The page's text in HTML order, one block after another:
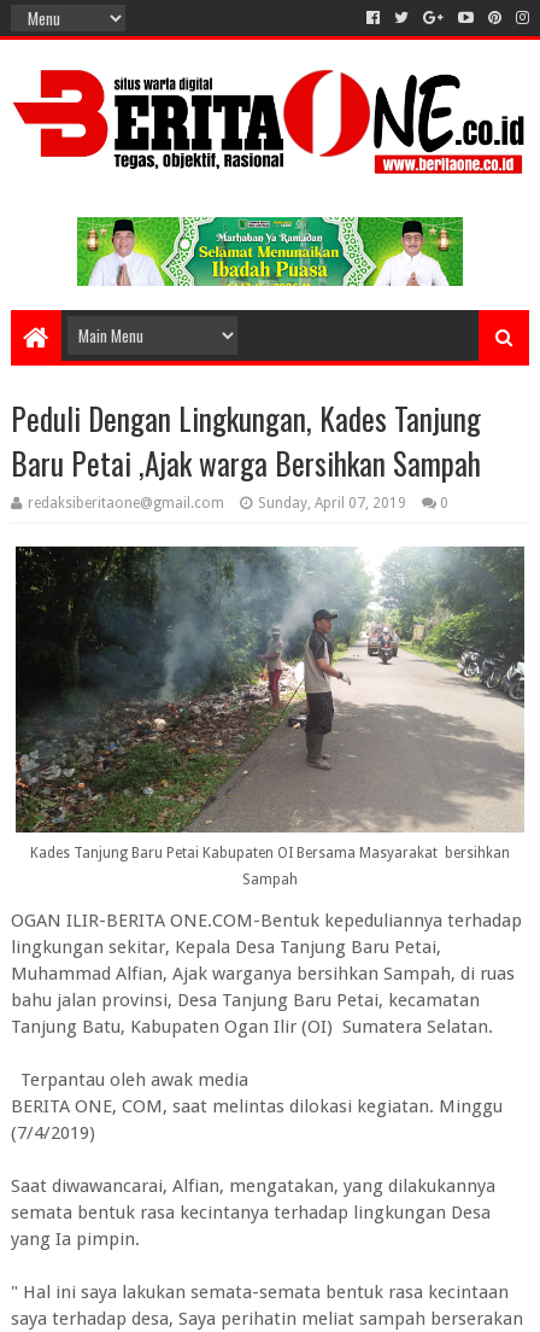
Peduli Dengan Lingkungan, Kades Tanjung
Baru Petai ,Ajak warga Bersihkan Sampah
redaksiberitaone@gmail.com Sunday, April 07, 2019 0
Kades Tanjung Baru Petai Kabupaten OI Bersama Masyarakat bersihkan
Sampah
OGAN ILIR-BERITA ONE.COM-Bentuk kepeduliannya terhadap
lingkungan sekitar, Kepala Desa Tanjung Baru Petai,
Muhammad Alfian, Ajak warganya bersihkan Sampah, di ruas
bahu jalan provinsi, Desa Tanjung Baru Petai, kecamatan
Tanjung Batu, Kabupaten Ogan Ilir (OI) Sumatera Selatan.
Terpantau oleh awak media
BERITA ONE, COM, saat melintas dilokasi kegiatan. Minggu
(7/4/2019)
Saat diwawancarai, Alfian, mengatakan, yang dilakukannya
semata bentuk rasa kecintanya terhadap lingkungan Desa
yang Ia pimpin.
" Hal ini saya lakukan semata-semata bentuk rasa kecintaan
saya terhadap desa, Saya perihatin meliat sampah berserakan